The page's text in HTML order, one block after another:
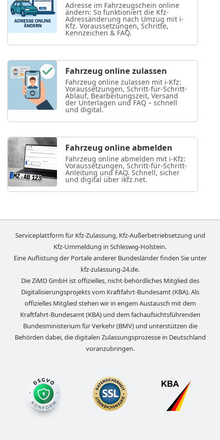
Adresse im Fahrzeugschein online
ändern: So funktioniert die Kfz-
Adressänderung nach Umzug mit i-
Kfz. Voraussetzungen, Schritte,
Kennzeichen & FAQ.
Fahrzeug online zulassen
Fahrzeug online zulassen mit i-Kfz:
Voraussetzungen, Schritt-für-Schritt-
Ablauf, Bearbeitungszeit, Versand
der Unterlagen und FAQ – schnell
und digital.
Fahrzeug online abmelden
Fahrzeug online abmelden mit i-Kfz:
Voraussetzungen, Schritt-für-Schritt-
Anleitung und FAQ. Schnell, sicher
und digital über ikfz.net.
Serviceplattform für Kfz-Zulassung, Kfz-Außerbetriebsetzung und
Kfz-Ummeldung in Schleswig-Holstein.
Eine Auflistung der Portale anderer Bundesländer finden Sie unter
kfz-zulassung-24.de.
Die ZiMD GmbH ist offizielles, nicht-behördliches Mitglied des
Digitalisierungsprojekts vom Kraftfahrt-Bundesamt (KBA). Als
offizielles Mitglied stehen wir in engem Austausch mit dem
Kraftfahrt-Bundesamt (KBA) und dem fachaufsichtsführenden
Bundesministerium für Verkehr (BMV) und unterstützen die
Behörden dabei, die digitalen Zulassungsprozesse in Deutschland
voranzubringen.